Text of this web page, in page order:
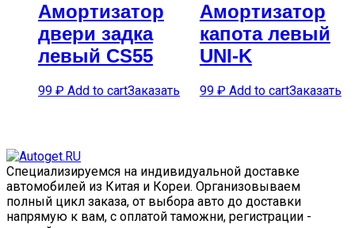
Амортизатор
двери задка
левый CS55
99 ₽ Add to cartЗаказать
Амортизатор
капота левый
UNI-K
99 ₽ Add to cartЗаказать
Специализируемся на индивидуальной доставке
автомобилей из Китая и Кореи. Организовываем
полный цикл заказа, от выбора авто до доставки
напрямую к вам, с оплатой таможни, регистрации -